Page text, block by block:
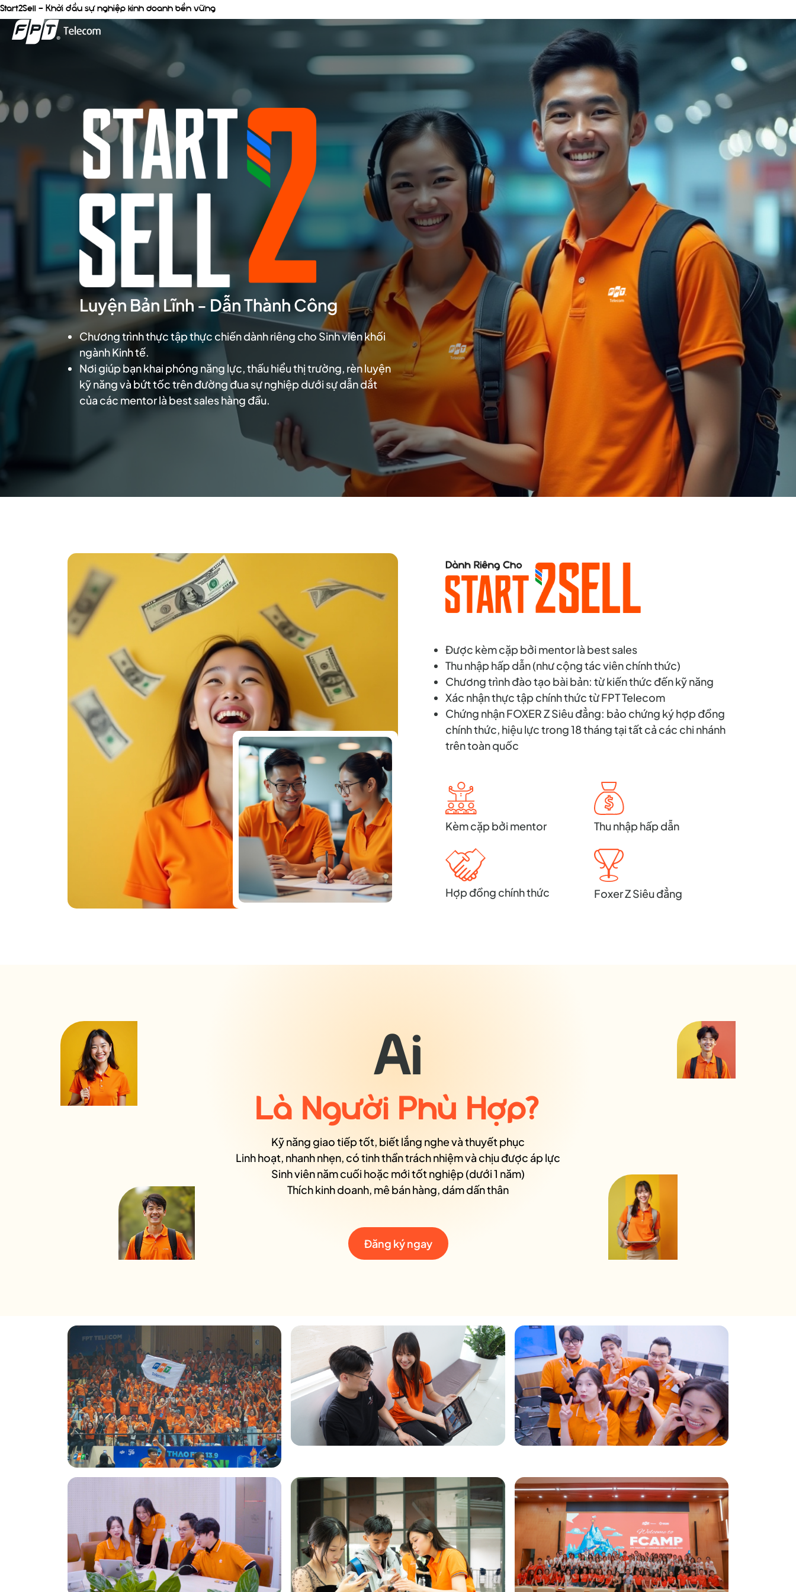
Start2Sell - Khởi đầu sự nghiệp kinh doanh bền vững
Luyện Bản Lĩnh - Dẫn Thành Công
Chương trình thực tập thực chiến dành riêng cho Sinh viên khối
ngành Kinh tế.
Nơi giúp bạn khai phóng năng lực, thấu hiểu thị trường, rèn luyện
kỹ năng và bứt tốc trên đường đua sự nghiệp dưới sự dẫn dắt
của các mentor là best sales hàng đầu.
Được kèm cặp bởi mentor là best sales
Thu nhập hấp dẫn (như cộng tác viên chính thức)
Chương trình đào tạo bài bản: từ kiến thức đến kỹ năng
Xác nhận thực tập chính thức từ FPT Telecom
Chứng nhận FOXER Z Siêu đẳng: bảo chứng ký hợp đồng
chính thức, hiệu lực trong 18 tháng tại tất cả các chi nhánh
trên toàn quốc
Kèm cặp bởi mentor Thu nhập hấp dẫn
Hợp đồng chính thức Foxer Z Siêu đẳng
Ai
Là Người Phù Hợp?
Kỹ năng giao tiếp tốt, biết lắng nghe và thuyết phục
Linh hoạt, nhanh nhẹn, có tinh thần trách nhiệm và chịu được áp lực
Sinh viên năm cuối hoặc mới tốt nghiệp (dưới 1 năm)
Thích kinh doanh, mê bán hàng, dám dấn thân
Đăng ký ngay